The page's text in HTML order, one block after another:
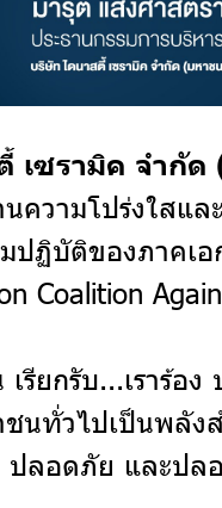
เซรามิค จำกัด
ความโปร่งใสแล
มปฏิบัติของภาคเ
Coalition
รียกรับ...เราร้
นทั่วไปเป็นพลัง
ปลอดภัย และปล